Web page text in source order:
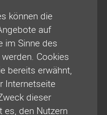
können die
auf
im Sinne des
Cookies
bereits erwähnt,
Internetseite
dieser
es, den Nutzern